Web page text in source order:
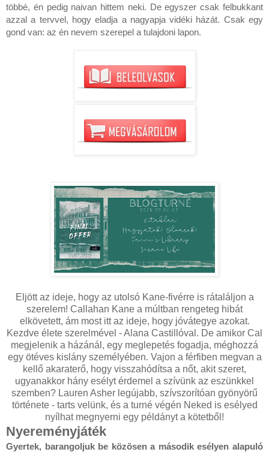
többé, én pedig naivan hittem neki. De egyszer csak felbukkant
azzal a tervvel, hogy eladja a nagyapja vidéki házát. Csak egy
gond van: az én nevem szerepel a tulajdoni lapon.
Eljött az ideje, hogy az utolsó Kane-fivérre is rátaláljon a
szerelem! Callahan Kane a múltban rengeteg hibát
elkövetett, ám most itt az ideje, hogy jóvátegye azokat.
Kezdve élete szerelmével - Alana Castillóval. De amikor Cal
megjelenik a házánál, egy meglepetés fogadja, méghozzá
egy ötéves kislány személyében. Vajon a férfiben megvan a
kellő akaraterő, hogy visszahódítsa a nőt, akit szeret,
ugyanakkor hány esélyt érdemel a szívünk az eszünkkel
szemben? Lauren Asher legújabb, szívszorítóan gyönyörű
története - tarts velünk, és a turné végén Neked is esélyed
nyílhat megnyerni egy példányt a kötetből!
Nyereményjáték
Gyertek, barangoljuk be közösen a második esélyen alapuló